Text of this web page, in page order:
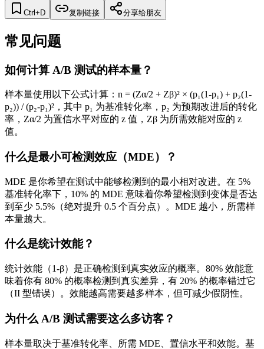
Ctrl+D 复制链接 分享给朋友
常见问题
如何计算 A/B 测试的样本量？
样本量使用以下公式计算：n = (Zα/2 + Zβ)² × (p₁(1-p₁) + p₂(1-
p₂)) / (p₂-p₁)²，其中 p₁ 为基准转化率，p₂ 为预期改进后的转化
率，Zα/2 为置信水平对应的 z 值，Zβ 为所需效能对应的 z
值。
什么是最小可检测效应（MDE）？
MDE 是你希望在测试中能够检测到的最小相对改进。在 5%
基准转化率下，10% 的 MDE 意味着你希望检测到变体是否达
到至少 5.5%（绝对提升 0.5 个百分点）。MDE 越小，所需样
本量越大。
什么是统计效能？
统计效能（1-β）是正确检测到真实效应的概率。80% 效能意
味着你有 80% 的概率检测到真实差异，有 20% 的概率错过它
（II 型错误）。效能越高需要越多样本，但可减少假阴性。
为什么 A/B 测试需要这么多访客？
样本量取决于基准转化率、所需 MDE、置信水平和效能。基